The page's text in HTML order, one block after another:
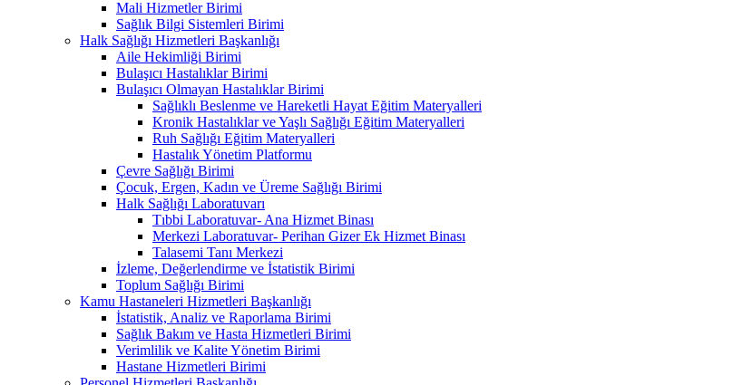
Mali Hizmetler Birimi
Sağlık Bilgi Sistemleri Birimi
Halk Sağlığı Hizmetleri Başkanlığı
Aile Hekimliği Birimi
Bulaşıcı Hastalıklar Birimi
Bulaşıcı Olmayan Hastalıklar Birimi
Sağlıklı Beslenme ve Hareketli Hayat Eğitim Materyalleri
Kronik Hastalıklar ve Yaşlı Sağlığı Eğitim Materyalleri
Ruh Sağlığı Eğitim Materyalleri
Hastalık Yönetim Platformu
Çevre Sağlığı Birimi
Çocuk, Ergen, Kadın ve Üreme Sağlığı Birimi
Halk Sağlığı Laboratuvarı
Tıbbi Laboratuvar- Ana Hizmet Binası
Merkezi Laboratuvar- Perihan Gizer Ek Hizmet Binası
Talasemi Tanı Merkezi
İzleme, Değerlendirme ve İstatistik Birimi
Toplum Sağlığı Birimi
Kamu Hastaneleri Hizmetleri Başkanlığı
İstatistik, Analiz ve Raporlama Birimi
Sağlık Bakım ve Hasta Hizmetleri Birimi
Verimlilik ve Kalite Yönetim Birimi
Hastane Hizmetleri Birimi